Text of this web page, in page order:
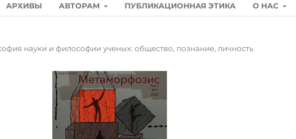
АРХИВЫ АВТОРАМ ПУБЛИКАЦИОННАЯ ЭТИКА О НАС
науки и философии ученых: общество, познание, личность